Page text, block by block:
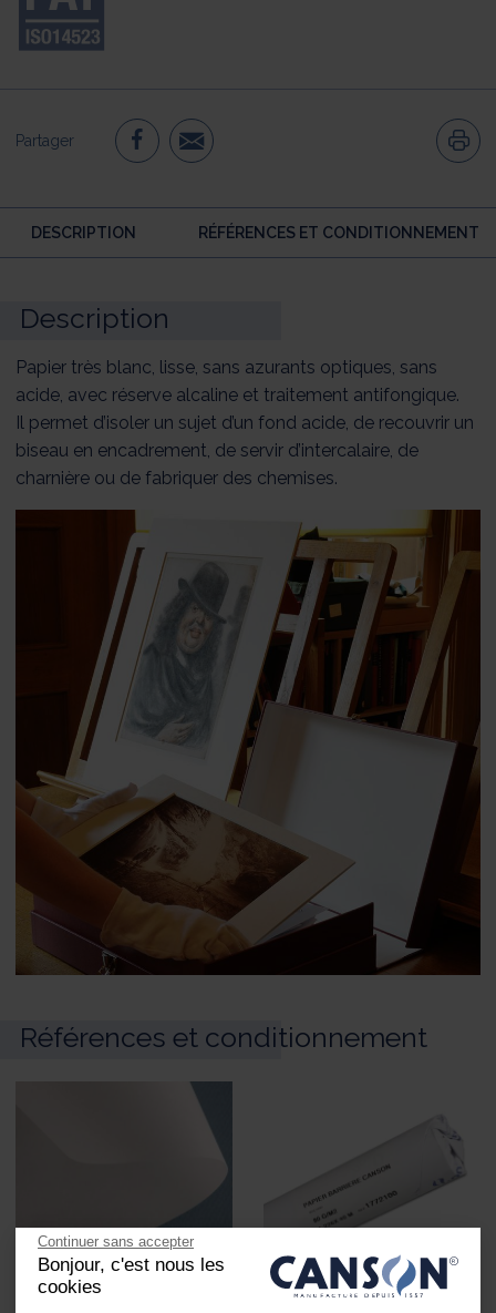
Partager
DESCRIPTION RÉFÉRENCES ET CONDITIONNEMENT
Description
Papier très blanc, lisse, sans azurants optiques, sans
acide, avec réserve alcaline et traitement antifongique.
Il permet d’isoler un sujet d’un fond acide, de recouvrir un
biseau en encadrement, de servir d’intercalaire, de
charnière ou de fabriquer des chemises.
Références et conditionnement
Continuer sans accepter
Bonjour, c'est nous les
cookies